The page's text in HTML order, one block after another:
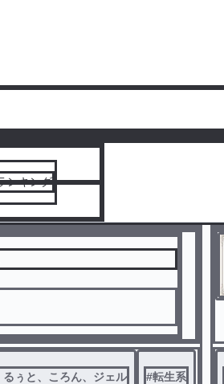
ンキング
現代に戻り、すとぷりになる。(
て(？)
るぅと、ころん、ジェル #転生系